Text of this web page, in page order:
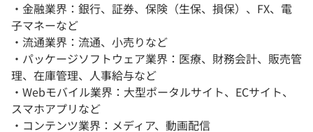
・金融業界：銀行、証券、保険（生保、損保）、FX、電
子マネーなど
・流通業界：流通、小売りなど
・パッケージソフトウェア業界：医療、財務会計、販売管
理、在庫管理、人事給与など
・Webモバイル業界：大型ポータルサイト、ECサイト、
スマホアプリなど
・コンテンツ業界：メディア、動画配信